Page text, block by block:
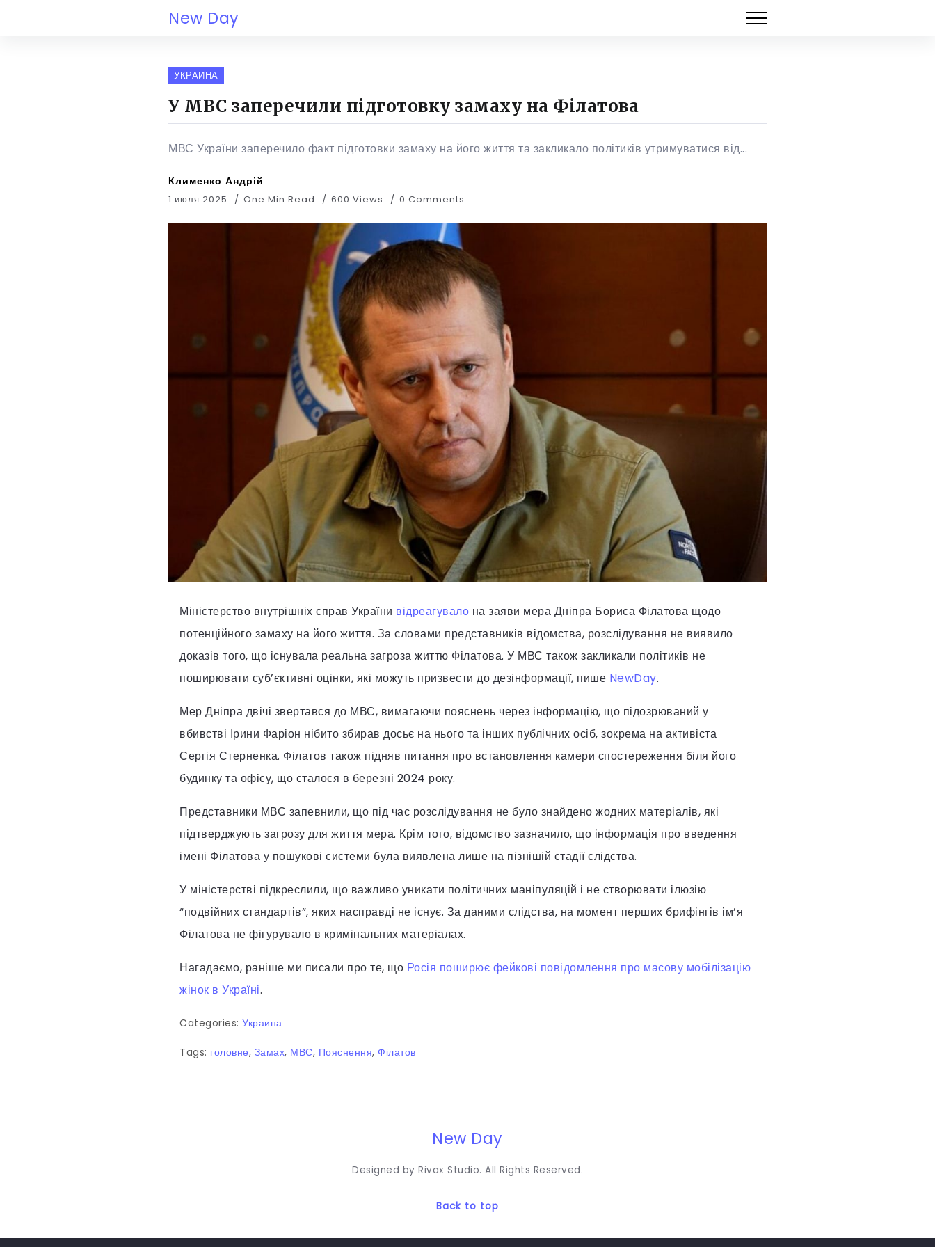
New Day
УКРАИНА
У МВС заперечили підготовку замаху на Філатова
МВС України заперечило факт підготовки замаху на його життя та закликало політиків утримуватися від...
Клименко Андрій
1 июля 2025 One Min Read 600 Views 0 Comments
Міністерство внутрішніх справ України відреагувало на заяви мера Дніпра Бориса Філатова щодо
потенційного замаху на його життя. За словами представників відомства, розслідування не виявило
доказів того, що існувала реальна загроза життю Філатова. У МВС також закликали політиків не
поширювати суб’єктивні оцінки, які можуть призвести до дезінформації, пише NewDay.
Мер Дніпра двічі звертався до МВС, вимагаючи пояснень через інформацію, що підозрюваний у
вбивстві Ірини Фаріон нібито збирав досьє на нього та інших публічних осіб, зокрема на активіста
Сергія Стерненка. Філатов також підняв питання про встановлення камери спостереження біля його
будинку та офісу, що сталося в березні 2024 року.
Представники МВС запевнили, що під час розслідування не було знайдено жодних матеріалів, які
підтверджують загрозу для життя мера. Крім того, відомство зазначило, що інформація про введення
імені Філатова у пошукові системи була виявлена лише на пізнішій стадії слідства.
У міністерстві підкреслили, що важливо уникати політичних маніпуляцій і не створювати ілюзію
“подвійних стандартів”, яких насправді не існує. За даними слідства, на момент перших брифінгів ім’я
Філатова не фігурувало в кримінальних матеріалах.
Нагадаємо, раніше ми писали про те, що Росія поширює фейкові повідомлення про масову мобілізацію
жінок в Україні.
Categories: Украина
Tags: головне, Замах, МВС, Пояснення, Філатов
New Day
Designed by Rivax Studio. All Rights Reserved.
Back to top